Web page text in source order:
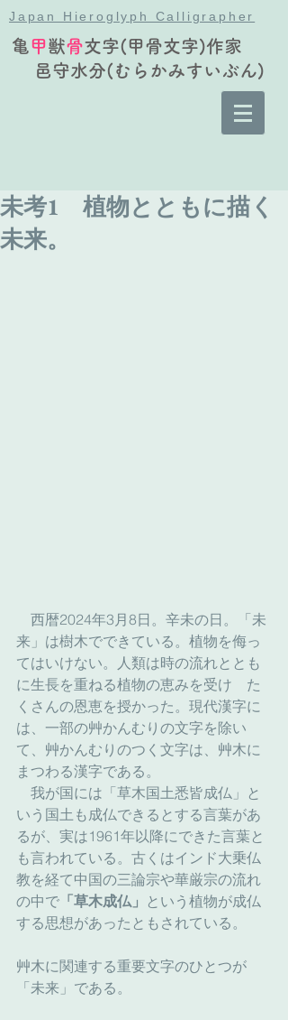
Japan Hieroglyph Calligrapher
亀甲獣骨文字(甲骨文字)作家
邑守水分(むらかみすいぶん)
未考1 植物とともに描く
未来。
西暦2024年3月8日。辛未の日。「未
来」は樹木でできている。植物を侮っ
てはいけない。人類は時の流れととも
に生長を重ねる植物の恵みを受け　た
くさんの恩恵を授かった。現代漢字に
は、一部の艸かんむりの文字を除い
て、艸かんむりのつく文字は、艸木に
まつわる漢字である。
我が国には「草木国土悉皆成仏」と
いう国土も成仏できるとする言葉があ
るが、実は1961年以降にできた言葉と
も言われている。古くはインド大乗仏
教を経て中国の三論宗や華厳宗の流れ
の中で 「草木成仏」 という植物が成仏
する思想があったともされている。
艸木に関連する重要文字のひとつが
「未来」である。